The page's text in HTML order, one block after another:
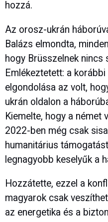
hozzá.
Az orosz-ukrán
Balázs elmondta,
hogy Brüsszelnek nincs
Emlékeztetett: a
elgondolása az volt,
ukrán oldalon a
Kiemelte, hogy a német
2022-ben még csak
humanitárius
legnagyobb keselyűk a
Hozzátette, ezzel a
magyarok csak
az energetika és a